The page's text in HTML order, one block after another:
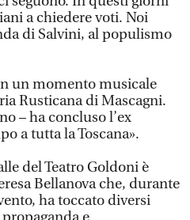
a chiedere voti. Noi
di Salvini, al populismo
un momento musicale
Rusticana di Mascagni.
– ha concluso l’ex
a tutta la Toscana».
del Teatro Goldoni è
Bellanova che, durante
ha toccato diversi